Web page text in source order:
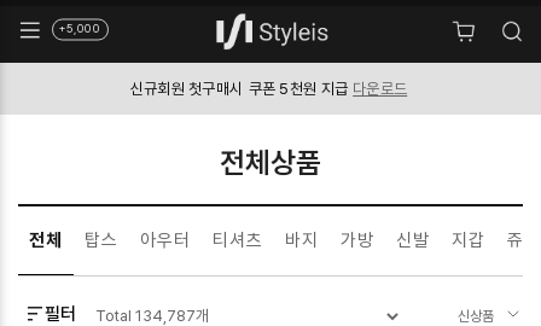
+5,000
신규회원 첫구매시 쿠폰 5천원 지급 다운로드
전체상품
전체 탑스 아우터 티셔츠 바지 가방 신발 지갑 쥬
필터 Total 134,787개